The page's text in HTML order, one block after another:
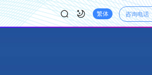
繁体 咨询电话